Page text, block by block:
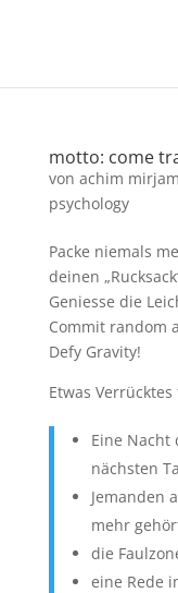
motto: come
von achim mirjam
psychology
Packe niemals
deinen
Geniesse die
Commit random
Defy Gravity!
Etwas Verrücktes
Eine Nacht
nächsten
Jemanden
mehr
die
eine Rede